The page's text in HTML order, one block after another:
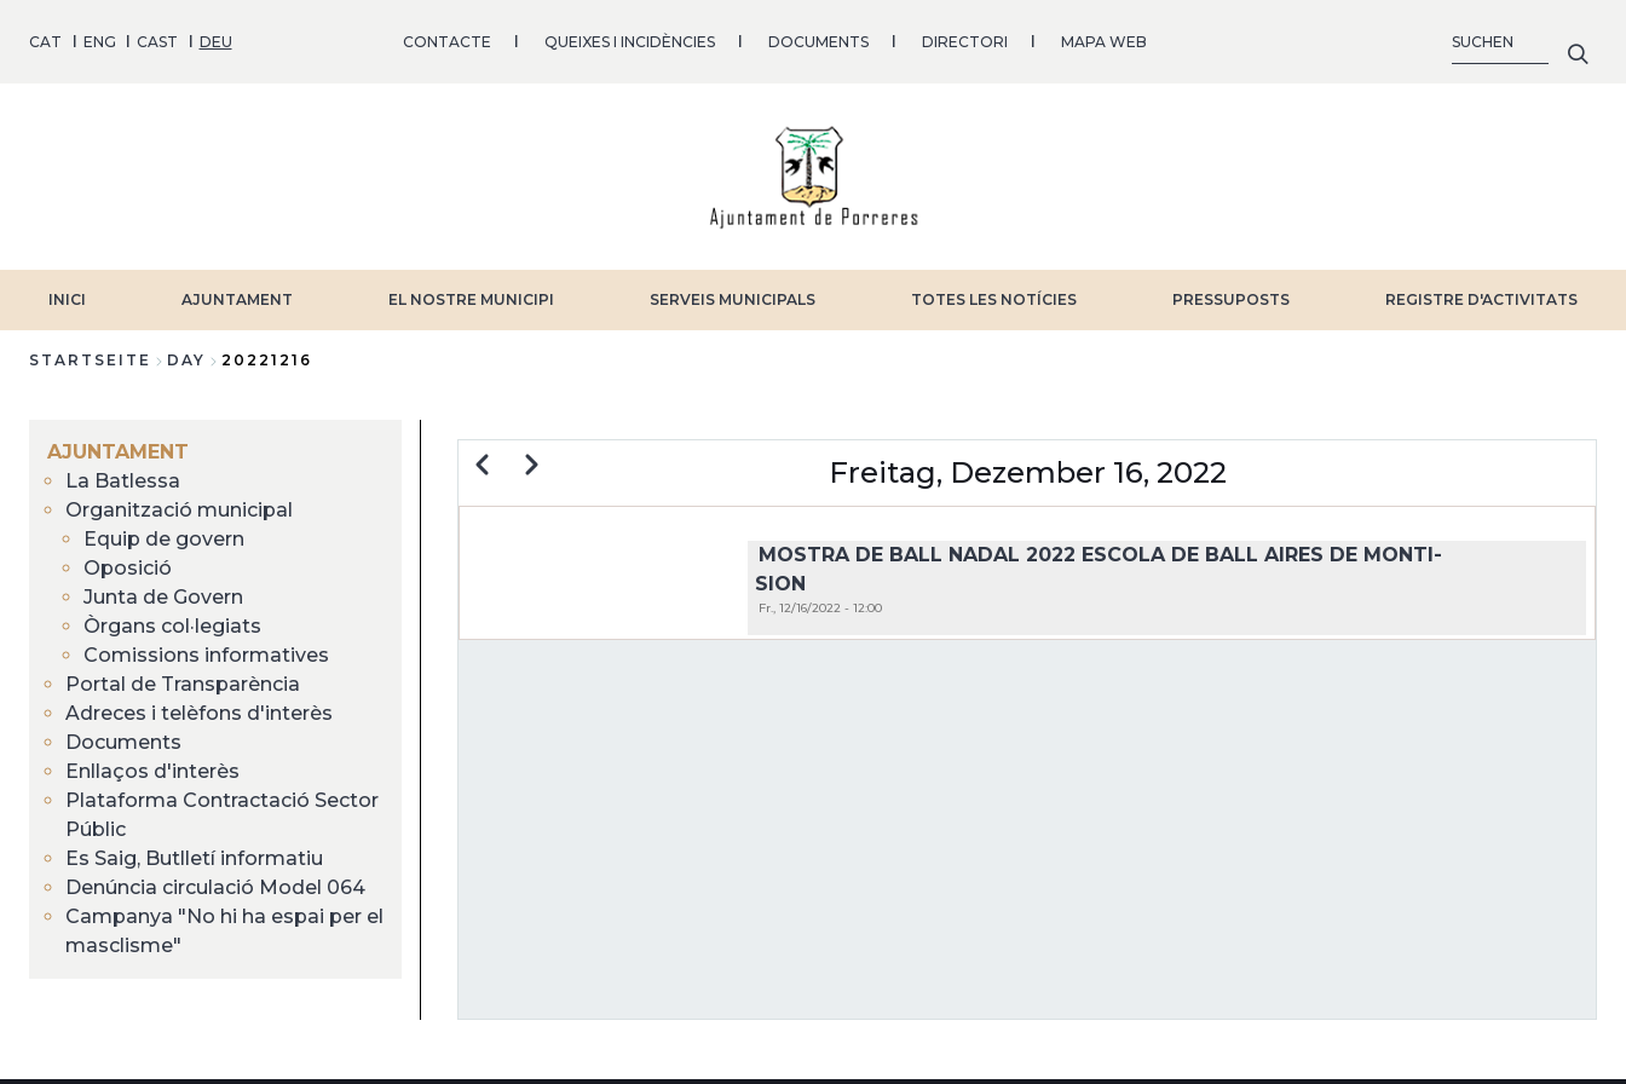
zumCAT ENG CAST DEU CONTACTE QUEIXES I INCIDÈNCIES DOCUMENTS DIRECTORI MAPA WEB
INICI AJUNTAMENT EL NOSTRE MUNICIPI SERVEIS MUNICIPALS TOTES LES NOTÍCIES PRESSUPOSTS REGISTRE D'ACTIVITATS
STARTSEITE DAY 20221216
AJUNTAMENT
La Batlessa
Organització municipal
Equip de govern
Oposició
Junta de Govern
Òrgans col·legiats
Comissions informatives
Portal de Transparència
Adreces i telèfons d'interès
Documents
Enllaços d'interès
Plataforma Contractació Sector
Públic
Es Saig, Butlletí informatiu
Denúncia circulació Model 064
Campanya "No hi ha espai per el
masclisme"
Freitag, Dezember 16, 2022
SEITENNUMMERIERUNG
ZurückWeiter
MOSTRA DE BALL NADAL 2022 ESCOLA DE BALL AIRES DE MONTI-
SION
Fr., 12/16/2022 - 12:00